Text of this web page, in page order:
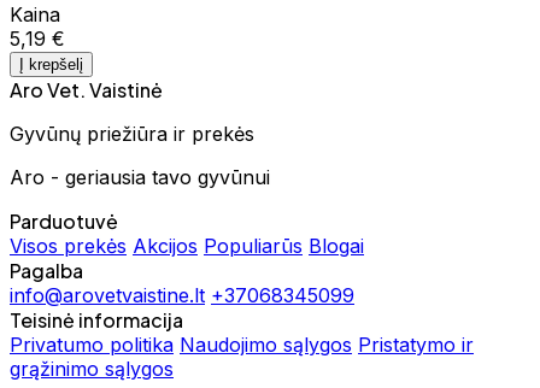
Kaina
5,19 €
Į krepšelį
Aro Vet. Vaistinė
Gyvūnų priežiūra ir prekės
Aro - geriausia tavo gyvūnui
Parduotuvė
Visos prekės Akcijos Populiarūs Blogai
Pagalba
info@arovetvaistine.lt +37068345099
Teisinė informacija
Privatumo politika Naudojimo sąlygos Pristatymo ir
grąžinimo sąlygos